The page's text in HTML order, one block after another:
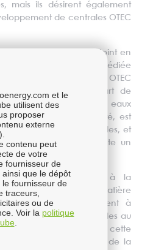
mais ils désirent également
de centrales OTEC
à cet effort conjoint en
de 500 000 euros dédiée
de la technologie OTEC
qui exploite l'écart de
profondes et les eaux
produire de l'électricité, est
les zones équatoriales, et
OTEC présente un
au monde.
activement à la
de l'Indonésie en matière
qui consistent à
énergies renouvelables au
La signature de cette
intervenue en marge de la
et le
utilisent des
proposer
externe
contenu peut
de votre
fournisseur de
que le dépôt
fournisseur de
traceurs,
ou de
Voir la politique
.